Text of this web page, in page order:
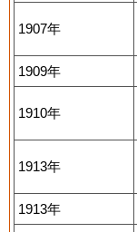
1907年
1909年
1910年
1913年
1913年